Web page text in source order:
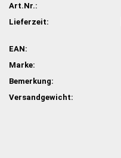
Art.Nr.:
Lieferzeit:
EAN:
Marke:
Bemerkung:
Versandgewicht: